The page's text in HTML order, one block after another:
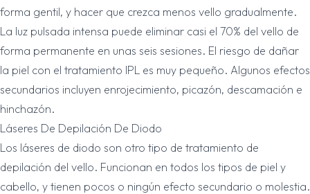
forma gentil, y hacer que crezca menos vello gradualmente.
La luz pulsada intensa puede eliminar casi el 70% del vello de
forma permanente en unas seis sesiones. El riesgo de dañar
la piel con el tratamiento IPL es muy pequeño. Algunos efectos
secundarios incluyen enrojecimiento, picazón, descamación e
hinchazón.
Láseres De Depilación De Diodo
Los láseres de diodo son otro tipo de tratamiento de
depilación del vello. Funcionan en todos los tipos de piel y
cabello, y tienen pocos o ningún efecto secundario o molestia.